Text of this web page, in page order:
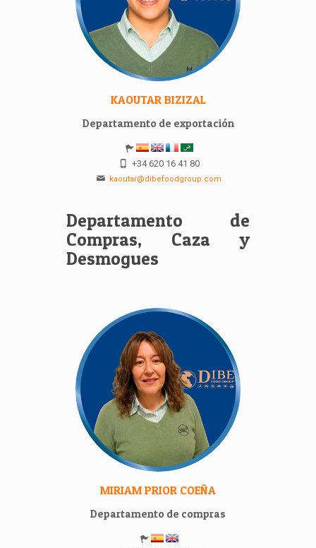
KAOUTAR BIZIZAL
Departamento de exportación
+34 620 16 41 80
kaoutar@dibefoodgroup.com
Departamento de
Compras, Caza y
Desmogues
MIRIAM PRIOR COEÑA
Departamento de compras